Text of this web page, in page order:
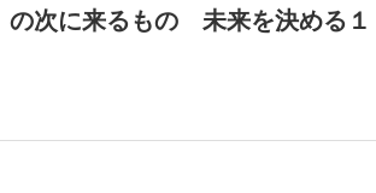
の次に来るもの 未来を決める１